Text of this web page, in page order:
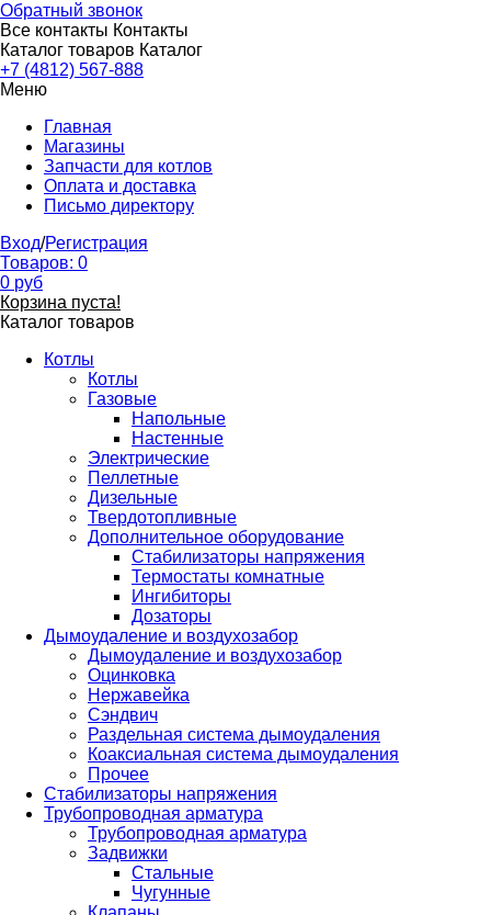
Обратный звонок
Все контакты Контакты
Каталог товаров Каталог
+7 (4812) 567-888
Меню
Главная
Магазины
Запчасти для котлов
Оплата и доставка
Письмо директору
Вход/Регистрация
Товаров: 0
0 руб
Корзина пуста!
Каталог товаров
Котлы
Котлы
Газовые
Напольные
Настенные
Электрические
Пеллетные
Дизельные
Твердотопливные
Дополнительное оборудование
Стабилизаторы напряжения
Термостаты комнатные
Ингибиторы
Дозаторы
Дымоудаление и воздухозабор
Дымоудаление и воздухозабор
Оцинковка
Нержавейка
Сэндвич
Раздельная система дымоудаления
Коаксиальная система дымоудаления
Прочее
Стабилизаторы напряжения
Трубопроводная арматура
Трубопроводная арматура
Задвижки
Стальные
Чугунные